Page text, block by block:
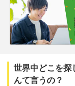
世界中どこを探
んて言うの？